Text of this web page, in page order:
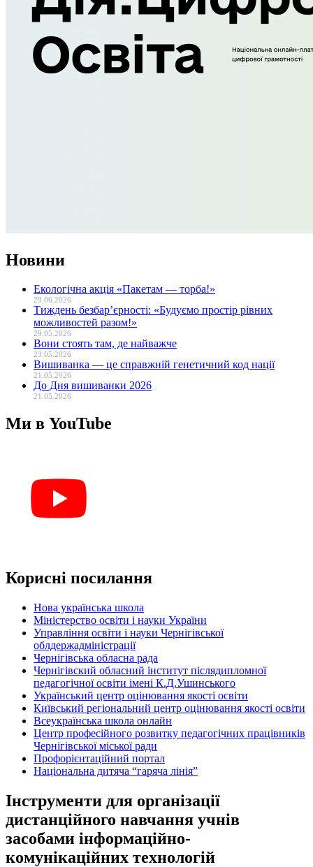
Новини
Екологічна акція «Пакетам — торба!»
29.06.2026
Тиждень безбар’єрності: «Будуємо простір рівних
можливостей разом!»
29.05.2026
Вони стоять там, де найважче
23.05.2026
Вишиванка — це справжній генетичний код нації
21.05.2026
До Дня вишиванки 2026
21.05.2026
Ми в YouTube
Корисні посилання
Нова українська школа
Міністерство освіти і науки України
Управління освіти і науки Чернігівської
облдержадміністрації
Чернігівська обласна рада
Чернігівский обласний інститут післядипломної
педагогічної освіти імені К.Д.Ушинського
Український центр оцінювання якості освіти
Київський регіональний центр оцінювання якості освіти
Всеукраїнська школа онлайн
Центр професійного розвитку педагогічних працівників
Чернігівської міської ради
Профорієнтаційний портал
Національна дитяча “гаряча лінія”
Інструменти для організації
дистанційного навчання учнів
засобами інформаційно-
комунікаційних технологій